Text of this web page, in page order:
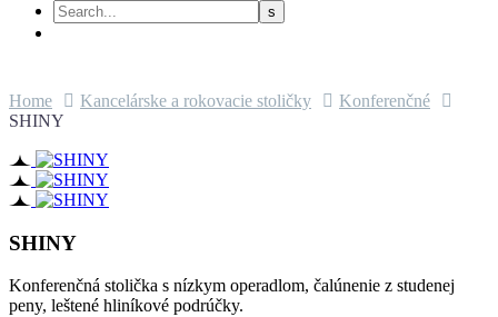
Home Kancelárske a rokovacie stoličky
Konferenčné
SHINY
SHINY
Konferenčná stolička s nízkym operadlom, čalúnenie z studenej
peny, leštené hliníkové podrúčky.